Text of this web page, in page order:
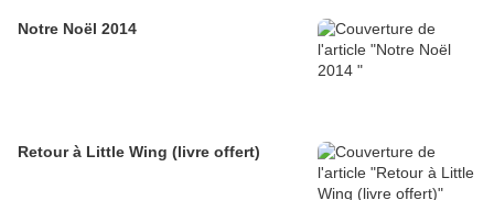
Notre Noël 2014
Retour à Little Wing (livre offert)